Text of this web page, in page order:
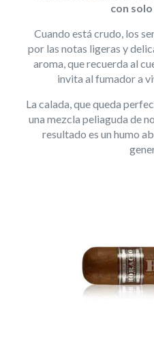
con
Cuando está crudo, los
por las notas ligeras y
aroma, que recuerda al
invita al fumador a
La calada, que queda
una mezcla peliaguda de
resultado es un humo